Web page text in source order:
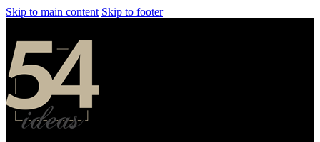
Skip to main content Skip to footer